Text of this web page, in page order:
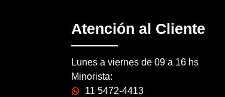
Atención al Cliente
Lunes a viernes de 09 a 16 hs
Minorista:
11 5472-4413